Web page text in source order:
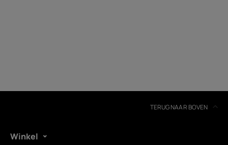
TERUG NAAR BOVEN
Winkel